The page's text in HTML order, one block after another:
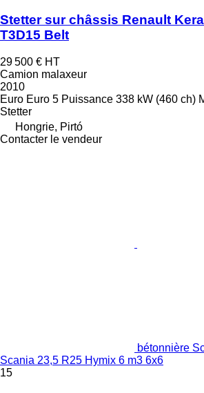
Stetter sur châssis Renault
T3D15 Belt
29 500 € HT
Camion malaxeur
2010
Euro Euro 5 Puissance 338 kW (460 ch)
Stetter
Hongrie, Pirtó
Contacter le vendeur
bétonnière
Scania 23,5 R25 Hymix 6 m3 6x6
15